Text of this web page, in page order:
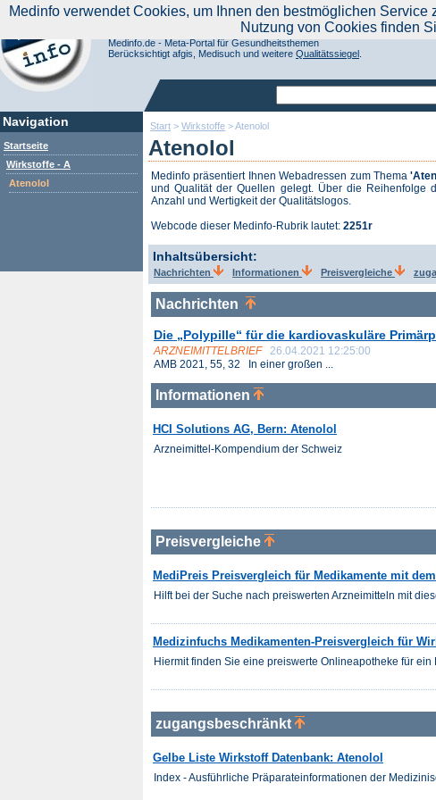
Start > Wirkstoffe >Atenolol
Atenolol
Medinfo präsentiert Ihnen Webadressen zum Thema
und Qualität der Quellen gelegt. Über die Reihenfolge
Anzahl und Wertigkeit der Qualitätslogos.
Webcode dieser Medinfo-Rubrik lautet: 2251r
Inhaltsübersicht:
Nachrichten Informationen Preisvergleiche
Nachrichten
Die „Polypille“ für die kardiovaskuläre
ARZNEIMITTELBRIEF
26.04.2021 12:25:00
AMB 2021, 55, 32 In einer großen ...
Informationen
HCI Solutions AG, Bern: Atenolol
Arzneimittel-Kompendium der Schweiz
Preisvergleiche
MediPreis Preisvergleich für Medikamente mit
Hilft bei der Suche nach preiswerten Arzneimitteln mit
Medizinfuchs Medikamenten-Preisvergleich für
Hiermit finden Sie eine preiswerte Onlineapotheke für
zugangsbeschränkt
Gelbe Liste Wirkstoff Datenbank: Atenolol
Index - Ausführliche Präparateinformationen der
Navigation
Startseite
Wirkstoffe - A
Atenolol
Aktuelle Nachrichten|Nachrichtentrend
Suchen Sie noch oder Finden Sie schon?
Medinfo.de - Meta-Portal für Gesundheitsthemen
Berücksichtigt afgis, Medisuch und weitere Qualitätssiegel
Medinfo verwendet Cookies, um Ihnen den bestmöglichen
Nutzung von Cookies finden